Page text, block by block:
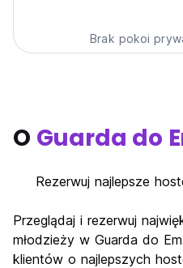
swimming pool, and lush
Brak pokoi
O Guarda do
Rezerwuj najlepsze
Przeglądaj i rezerwuj
młodzieży w Guarda do
klientów o najlepszych